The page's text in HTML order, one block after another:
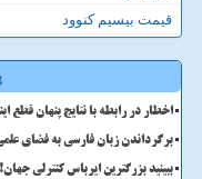
قیمت بیسیم کنوود
اخطار در رابطه با نتایج پنهان قطع
برگرداندن زبان فارسی به فضای
ببینید بزرگترین ایرباس کنترلی جهان!